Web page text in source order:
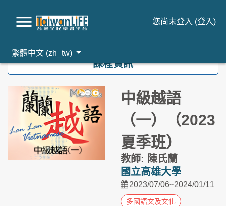
您尚未登入 (登入)
繁體中文 ‎(zh_tw)‎
課程資訊
中級越語
（一）（2023
夏季班）
教師: 陳氏蘭
國立高雄大學
2023/07/06~2024/01/11
多國語文及文化